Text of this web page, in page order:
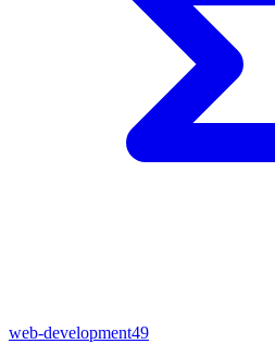
web-development49